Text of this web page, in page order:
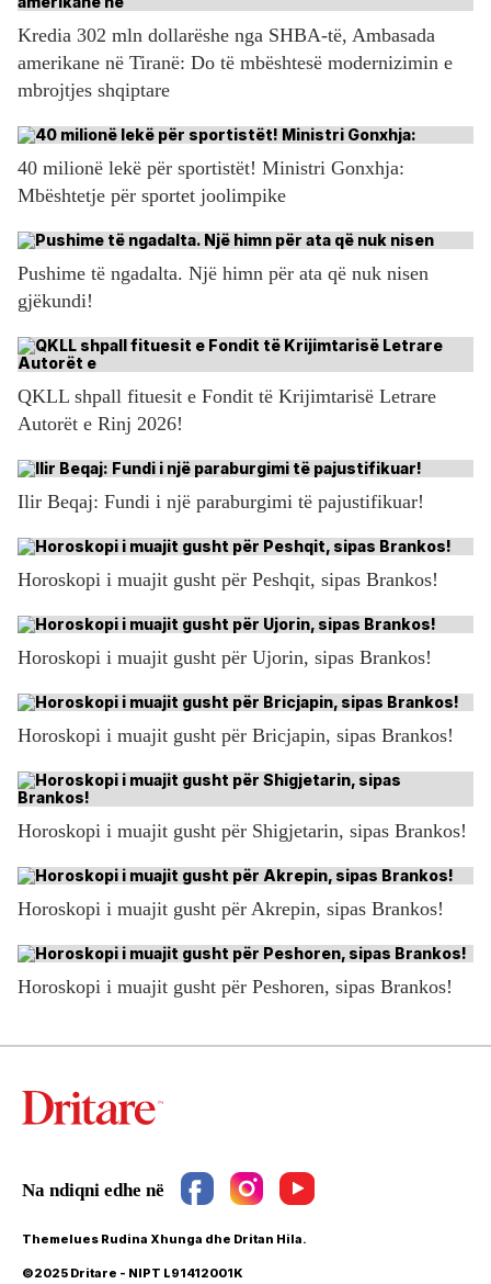
Kredia 302 mln dollarëshe nga SHBA-të, Ambasada
amerikane në Tiranë: Do të mbështesë modernizimin e
mbrojtjes shqiptare
40 milionë lekë për sportistët! Ministri Gonxhja:
Mbështetje për sportet joolimpike
Pushime të ngadalta. Një himn për ata që nuk nisen
gjëkundi!
QKLL shpall fituesit e Fondit të Krijimtarisë Letrare
Autorët e Rinj 2026!
Ilir Beqaj: Fundi i një paraburgimi të pajustifikuar!
Horoskopi i muajit gusht për Peshqit, sipas Brankos!
Horoskopi i muajit gusht për Ujorin, sipas Brankos!
Horoskopi i muajit gusht për Bricjapin, sipas Brankos!
Horoskopi i muajit gusht për Shigjetarin, sipas Brankos!
Horoskopi i muajit gusht për Akrepin, sipas Brankos!
Horoskopi i muajit gusht për Peshoren, sipas Brankos!
Themelues Rudina Xhunga dhe Dritan Hila.
©2025 Dritare - NIPT L91412001K